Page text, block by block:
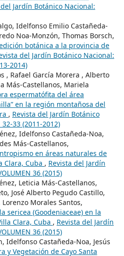
Jardín Botánico Nacional:
Idelfonso Emilio Castañeda-
Noa-Monzón, Thomas Borsch,
botánica a la provincia de
del Jardín Botánico Nacional:
2014)
, Rafael García Morera , Alberto
Más-Castellanos, Mariela
espermatófita del área
en la región montañosa del
, Revista del Jardín Botánico
33 (2011-2012)
Idelfonso Castañeda-Noa,
Más-Castellanos,
en áreas naturales de
Clara, Cuba , Revista del Jardín
36 (2015)
Leticia Más-Castellanos,
José Alberto Pegudo Castillo,
Morales Santos,
sericea (Goodeniaceae) en la
Clara, Cuba , Revista del Jardín
36 (2015)
Idelfonso Castañeda-Noa, Jesús
y Vegetación de Cayo Santa